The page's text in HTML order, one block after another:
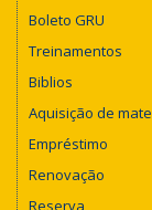
Boleto GRU
Treinamentos
Biblios
Aquisição de
Empréstimo
Renovação
Reserva